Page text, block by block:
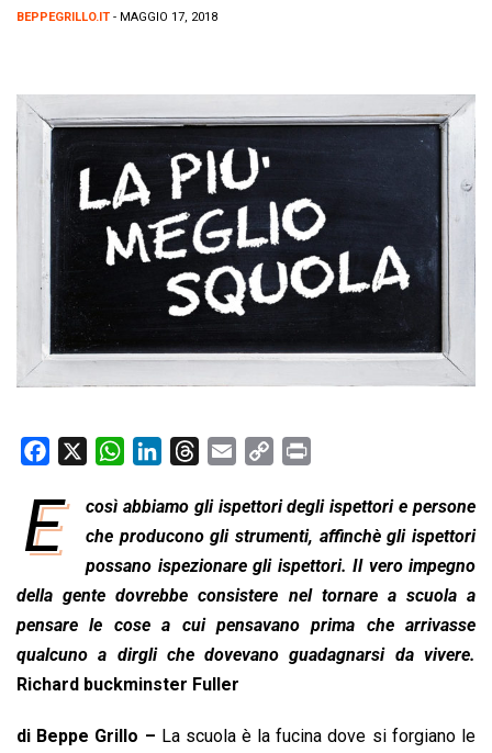
BEPPEGRILLO.IT - MAGGIO 17, 2018
c
e
o
o
k
W
a
t
s
A
p
p
n
k
e
d
I
n
r
e
a
d
s
a
i
l
p
y
L
i
n
k
i
n
t
E
così abbiamo gli ispettori degli ispettori e persone
che producono gli strumenti, affinchè gli ispettori
possano ispezionare gli ispettori. Il vero impegno
della gente dovrebbe consistere nel tornare a scuola a
pensare le cose a cui pensavano prima che arrivasse
qualcuno a dirgli che dovevano guadagnarsi da vivere.
Richard buckminster Fuller
di Beppe Grillo – La scuola è la fucina dove si forgiano le